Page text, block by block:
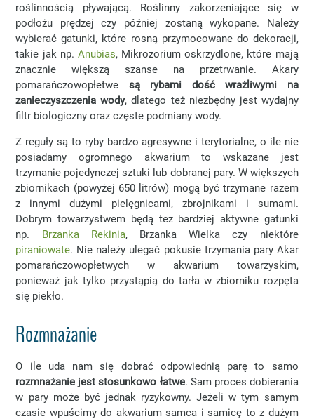
roślinnością pływającą. Roślinny zakorzeniające się w
podłożu prędzej czy później zostaną wykopane. Należy
wybierać gatunki, które rosną przymocowane do dekoracji,
takie jak np. Anubias, Mikrozorium oskrzydlone, które mają
znacznie większą szanse na przetrwanie. Akary
pomarańczowopłetwe są rybami dość wrażliwymi na
zanieczyszczenia wody, dlatego też niezbędny jest wydajny
filtr biologiczny oraz częste podmiany wody.
Z reguły są to ryby bardzo agresywne i terytorialne, o ile nie
posiadamy ogromnego akwarium to wskazane jest
trzymanie pojedynczej sztuki lub dobranej pary. W większych
zbiornikach (powyżej 650 litrów) mogą być trzymane razem
z innymi dużymi pielęgnicami, zbrojnikami i sumami.
Dobrym towarzystwem będą tez bardziej aktywne gatunki
np. Brzanka Rekinia, Brzanka Wielka czy niektóre
piraniowate. Nie należy ulegać pokusie trzymania pary Akar
pomarańczowopłetwych w akwarium towarzyskim,
ponieważ jak tylko przystąpią do tarła w zbiorniku rozpęta
się piekło.
Rozmnażanie
O ile uda nam się dobrać odpowiednią parę to samo
rozmnażanie jest stosunkowo łatwe. Sam proces dobierania
w pary może być jednak ryzykowny. Jeżeli w tym samym
czasie wpuścimy do akwarium samca i samicę to z dużym